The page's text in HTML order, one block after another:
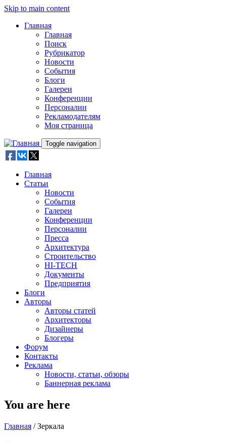
Skip to main content
Главная
Главная
Поиск
Рубрикатор
Новости
События
Блоги
Галереи
Конференции
Персоналии
Рекламодателям
Моя страница
Toggle navigation
Главная
Статьи
Новости
События
Галереи
Конференции
Персоналии
Пресса
Архитектура
Строительство
HI-TECH
Документы
Предприятия
Блоги
Авторы
Авторы статей
Архитекторы
Дизайнеры
Блогеры
Форум
Контакты
Реклама
Новости, статьи, обзоры
Баннерная реклама
You are here
Главная / Зеркала